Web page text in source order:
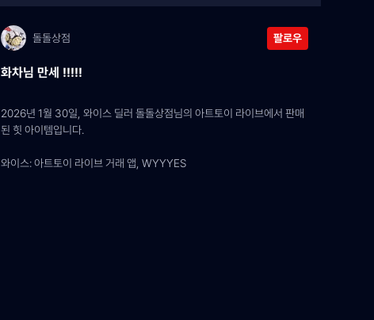
돌돌상점 팔로우
화차님 만세 !!!!!
2026년 1월 30일, 와이스 딜러 돌돌상점님의 아트토이 라이브에서 판매
된 힛 아이템입니다.
와이스: 아트토이 라이브 거래 앱, WYYYES